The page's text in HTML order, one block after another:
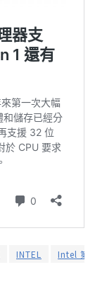
INTEL Intel 第